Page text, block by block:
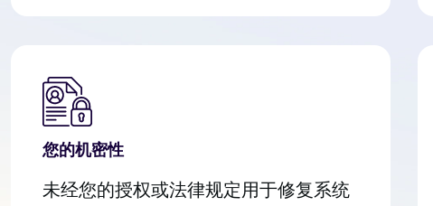
您的机密性
未经您的授权或法律规定用于修复系统